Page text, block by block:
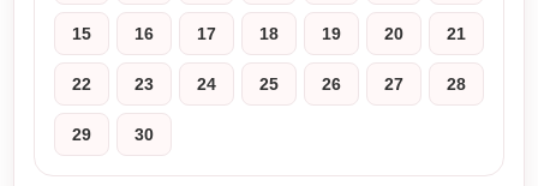
15 16 17 18 19 20 21
22 23 24 25 26 27 28
29 30